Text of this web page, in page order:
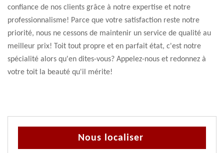
confiance de nos clients grâce à notre expertise et notre
professionnalisme! Parce que votre satisfaction reste notre
priorité, nous ne cessons de maintenir un service de qualité au
meilleur prix! Toit tout propre et en parfait état, c'est notre
spécialité alors qu'en dites-vous? Appelez-nous et redonnez à
votre toit la beauté qu'il mérite!
Nous localiser